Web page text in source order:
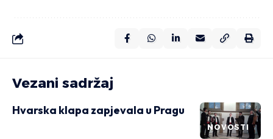
Vezani sadržaj
NOVOSTI
Hvarska klapa zapjevala u Pragu